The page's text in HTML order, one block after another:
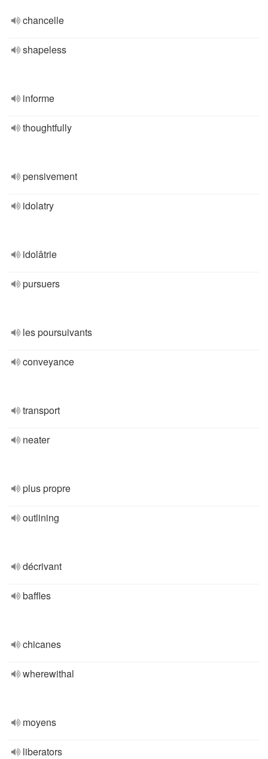
chancelle
shapeless
informe
thoughtfully
pensivement
idolatry
idolâtrie
pursuers
les poursuivants
conveyance
transport
neater
plus propre
outlining
décrivant
baffles
chicanes
wherewithal
moyens
liberators